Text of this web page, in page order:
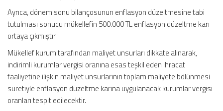
Ayrıca, dönem sonu bilançosunun enflasyon düzeltmesine tabi
tutulması sonucu mükellefin 500.000 TL enflasyon düzeltme karı
ortaya çıkmıştır.
Mükellef kurum tarafından maliyet unsurları dikkate alınarak,
indirimli kurumlar vergisi oranına esas teşkil eden ihracat
faaliyetine ilişkin maliyet unsurlarının toplam maliyete bölünmesi
suretiyle enflasyon düzeltme karına uygulanacak kurumlar vergisi
oranları tespit edilecektir.